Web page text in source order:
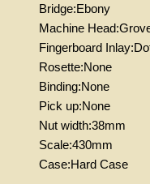
Bridge:Ebony
Machine
Fingerboard
Rosette:None
Binding:None
Pick up:None
Nut width:38mm
Scale:430mm
Case:Hard Case